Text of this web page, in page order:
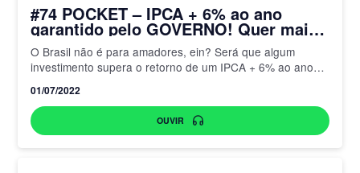
#74 POCKET – IPCA + 6% ao ano
garantido pelo GOVERNO! Quer mais
o que?
O Brasil não é para amadores, ein? Será que algum
investimento supera o retorno de um IPCA + 6% ao ano?
01/07/2022
OUVIR